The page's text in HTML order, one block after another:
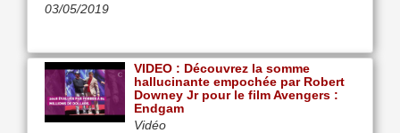
03/05/2019
VIDEO : Découvrez la somme
hallucinante empochée par Robert
Downey Jr pour le film Avengers :
Endgam
Vidéo